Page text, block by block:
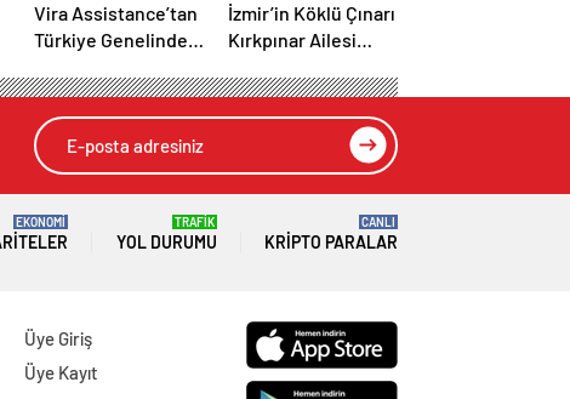
Vira Assistance’tan
Türkiye Genelinde
Taşıma ve Yol
Yardım Atağı
İzmir’in Köklü Çınarı
Kırkpınar Ailesi
Buluştu
EKONOMİ
YOL DURUMU
TRAFİK
KRIPTO PARALAR
CANLI
Üye Giriş
Üye Kayıt